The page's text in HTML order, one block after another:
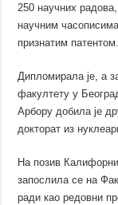
250 научних
научним
признатим патентом.
Дипломирала је, а
факултету у
Арбору добила је
докторат из
На позив
запослила се на
ради као редовни